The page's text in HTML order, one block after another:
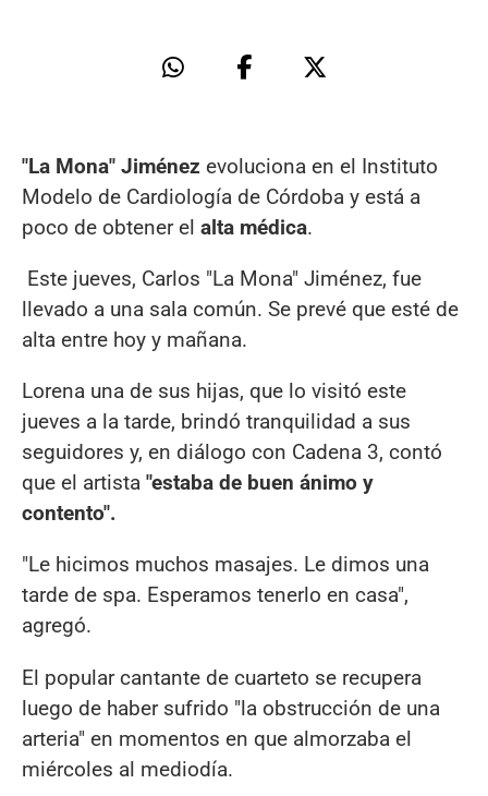
"La Mona" Jiménez evoluciona en el Instituto
Modelo de Cardiología de Córdoba y está a
poco de obtener el alta médica.
Este jueves, Carlos "La Mona" Jiménez, fue
llevado a una sala común. Se prevé que esté de
alta entre hoy y mañana.
Lorena una de sus hijas, que lo visitó este
jueves a la tarde, brindó tranquilidad a sus
seguidores y, en diálogo con Cadena 3, contó
que el artista "estaba de buen ánimo y
contento".
"Le hicimos muchos masajes. Le dimos una
tarde de spa. Esperamos tenerlo en casa",
agregó.
El popular cantante de cuarteto se recupera
luego de haber sufrido "la obstrucción de una
arteria" en momentos en que almorzaba el
miércoles al mediodía.